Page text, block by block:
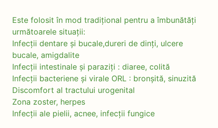
Este folosit în mod tradițional pentru a îmbunătăți
următoarele situații:
Infecții dentare și bucale,dureri de dinți, ulcere
bucale, amigdalite
Infecții intestinale și paraziți : diaree, colită
Infecții bacteriene și virale ORL : bronșită, sinuzită
Discomfort al tractului urogenital
Zona zoster, herpes
Infecții ale pielii, acnee, infecții fungice